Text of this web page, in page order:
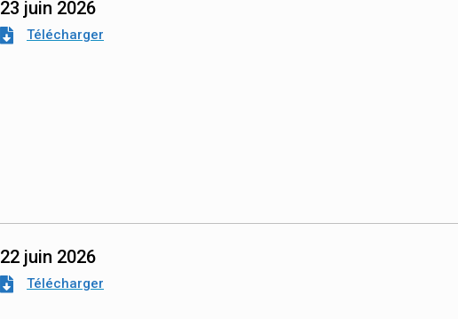
23 juin 2026
Télécharger
22 juin 2026
Télécharger